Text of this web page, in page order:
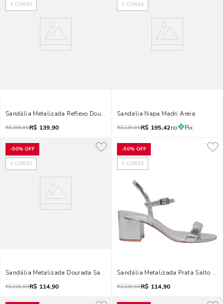
3 CORES
Sandália Metalizada Reflexo Dourada Salto Grosso
R$199,90R$ 139,90
3 CORES
Sandalia Napa Madri Areia
R$229,90R$ 195,42no Pix
-50% OFF
3 CORES
Sandália Metalizada Dourada Salto Grosso Bico Redondo
R$229,90R$ 114,90
-50% OFF
3 CORES
Sandália Metalizada Prata Salto
R$229,90R$ 114,90